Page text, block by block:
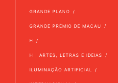
GRANDE PLANO
GRANDE PRÉMIO DE MACAU
H
H | ARTES, LETRAS E IDEIAS
ILUMINAÇÃO ARTIFICIAL